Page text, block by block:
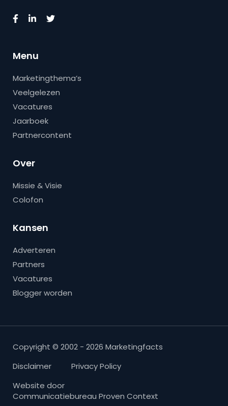
Menu
Marketingthema’s
Veelgelezen
Vacatures
Jaarboek
Partnercontent
Over
Missie & Visie
Colofon
Kansen
Adverteren
Partners
Vacatures
Blogger worden
Copyright © 2002 - 2026 Marketingfacts
Disclaimer
Privacy Policy
Website door
Communicatiebureau Proven Context